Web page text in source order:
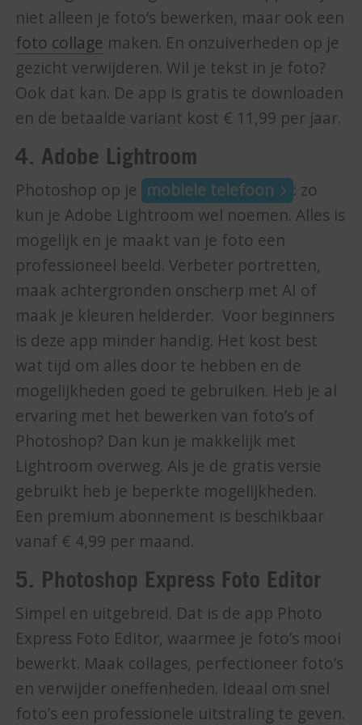
niet alleen je foto’s bewerken, maar ook een
foto collage maken. En onzuiverheden op je
gezicht verwijderen. Wil je tekst in je foto?
Ook dat kan. De app is gratis te downloaden
en de betaalde variant kost € 11,99 per jaar.
4. Adobe Lightroom
Photoshop op je mobiele telefoon
: zo
kun je Adobe Lightroom wel noemen. Alles is
mogelijk en je maakt van je foto een
professioneel beeld. Verbeter portretten,
maak achtergronden onscherp met AI of
maak je kleuren helderder. Voor beginners
is deze app minder handig. Het kost best
wat tijd om alles door te hebben en de
mogelijkheden goed te gebruiken. Heb je al
ervaring met het bewerken van foto’s of
Photoshop? Dan kun je makkelijk met
Lightroom overweg. Als je de gratis versie
gebruikt heb je beperkte mogelijkheden.
Een premium abonnement is beschikbaar
vanaf € 4,99 per maand.
5. Photoshop Express Foto Editor
Simpel en uitgebreid. Dat is de app Photo
Express Foto Editor, waarmee je foto’s mooi
bewerkt. Maak collages, perfectioneer foto’s
en verwijder oneffenheden. Ideaal om snel
foto’s een professionele uitstraling te geven.